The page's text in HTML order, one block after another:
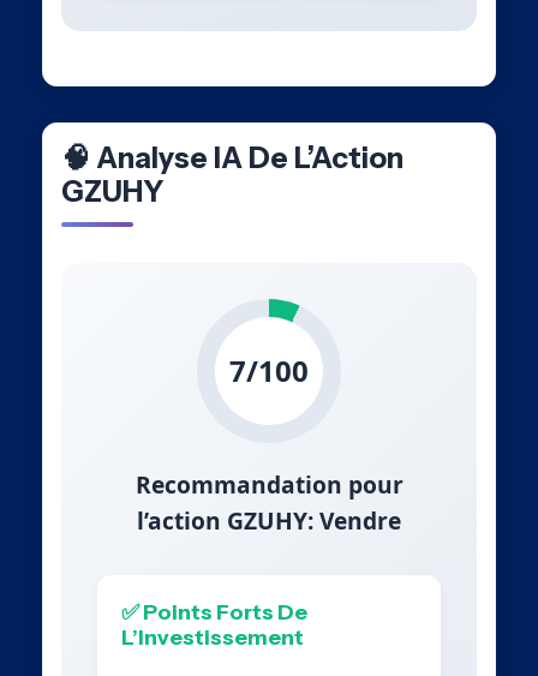
🧠 Analyse IA De L’Action
GZUHY
7/100
Recommandation pour
l’action GZUHY: Vendre
✅ Points Forts De
L’Investissement